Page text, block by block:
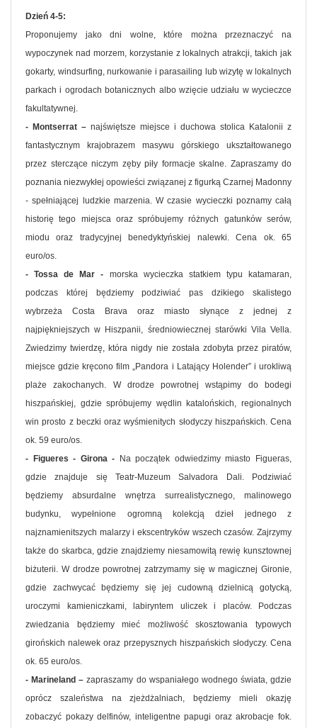
Dzień 4-5:
Proponujemy jako dni wolne, które można przeznaczyć na
wypoczynek nad morzem, korzystanie z lokalnych atrakcji, takich jak
gokarty, windsurfing, nurkowanie i parasailing lub wizytę w lokalnych
parkach i ogrodach botanicznych albo wzięcie udziału w wycieczce
fakultatywnej.
- Montserrat – najświętsze miejsce i duchowa stolica Katalonii z
fantastycznym krajobrazem masywu górskiego ukształtowanego
przez sterczące niczym zęby piły formacje skalne. Zapraszamy do
poznania niezwykłej opowieści związanej z figurką Czarnej Madonny
- spełniającej ludzkie marzenia. W czasie wycieczki poznamy całą
historię tego miejsca oraz spróbujemy różnych gatunków serów,
miodu oraz tradycyjnej benedyktyńskiej nalewki. Cena ok. 65
euro/os.
- Tossa de Mar - morska wycieczka statkiem typu katamaran,
podczas której będziemy podziwiać pas dzikiego skalistego
wybrzeża Costa Brava oraz miasto słynące z jednej z
najpiękniejszych w Hiszpanii, średniowiecznej starówki Vila Vella.
Zwiedzimy twierdzę, która nigdy nie została zdobyta przez piratów,
miejsce gdzie kręcono film „Pandora i Latający Holender” i urokliwą
plaże zakochanych. W drodze powrotnej wstąpimy do bodegi
hiszpańskiej, gdzie spróbujemy wędlin katalońskich, regionalnych
win prosto z beczki oraz wyśmienitych słodyczy hiszpańskich. Cena
ok. 59 euro/os.
- Figueres - Girona -
Na początek odwiedzimy miasto Figueras,
gdzie znajduje się Teatr-Muzeum Salvadora Dali. Podziwiać
będziemy absurdalne wnętrza surrealistycznego, malinowego
budynku, wypełnione ogromną kolekcją dzieł jednego z
najznamienitszych malarzy i ekscentryków wszech czasów. Zajrzymy
także do skarbca, gdzie znajdziemy niesamowitą rewię kunsztownej
biżuterii. W drodze powrotnej zatrzymamy się w magicznej Gironie,
gdzie zachwycać będziemy się jej cudowną dzielnicą gotycką,
uroczymi kamieniczkami, labiryntem uliczek i placów. Podczas
zwiedzania będziemy mieć możliwość skosztowania typowych
girońskich nalewek oraz przepysznych hiszpańskich słodyczy. Cena
ok. 65 euro/os.
- Marineland – zapraszamy do wspaniałego wodnego świata, gdzie
oprócz szaleństwa na zjeżdżalniach, będziemy mieli okazję
zobaczyć pokazy delfinów, inteligentne papugi oraz akrobacje fok.